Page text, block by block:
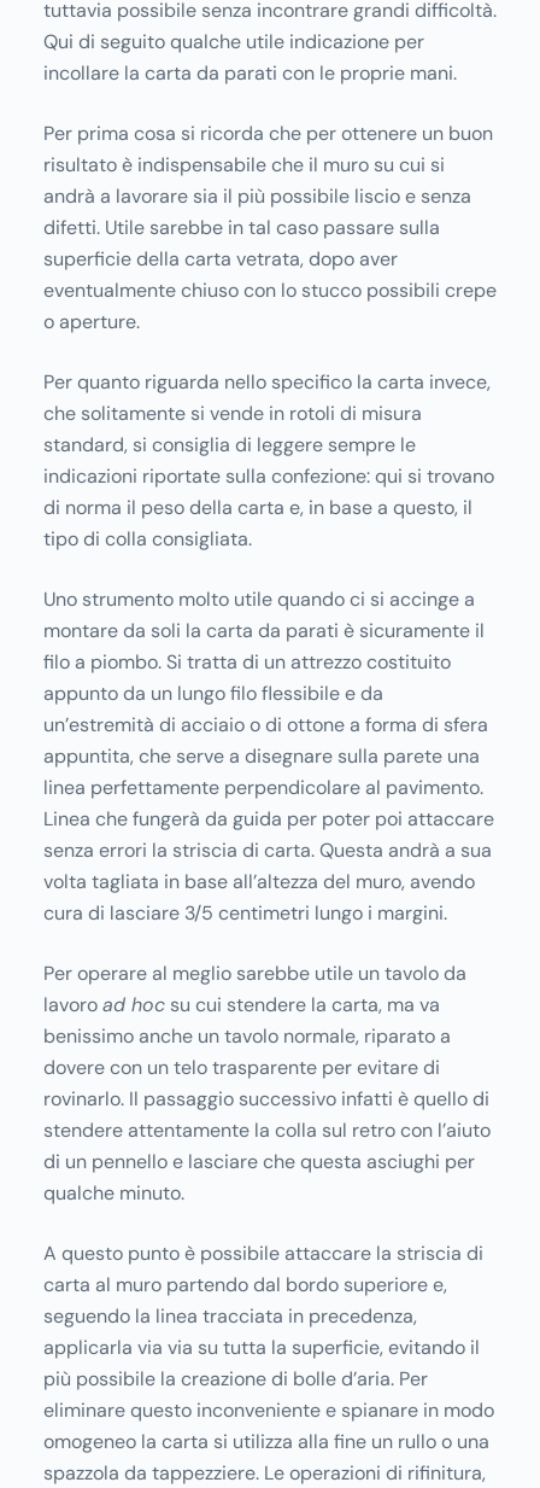
tuttavia possibile senza incontrare grandi difficoltà.
Qui di seguito qualche utile indicazione per
incollare la carta da parati con le proprie mani.
Per prima cosa si ricorda che per ottenere un buon
risultato è indispensabile che il muro su cui si
andrà a lavorare sia il più possibile liscio e senza
difetti. Utile sarebbe in tal caso passare sulla
superficie della carta vetrata, dopo aver
eventualmente chiuso con lo stucco possibili crepe
o aperture.
Per quanto riguarda nello specifico la carta invece,
che solitamente si vende in rotoli di misura
standard, si consiglia di leggere sempre le
indicazioni riportate sulla confezione: qui si trovano
di norma il peso della carta e, in base a questo, il
tipo di colla consigliata.
Uno strumento molto utile quando ci si accinge a
montare da soli la carta da parati è sicuramente il
filo a piombo. Si tratta di un attrezzo costituito
appunto da un lungo filo flessibile e da
un’estremità di acciaio o di ottone a forma di sfera
appuntita, che serve a disegnare sulla parete una
linea perfettamente perpendicolare al pavimento.
Linea che fungerà da guida per poter poi attaccare
senza errori la striscia di carta. Questa andrà a sua
volta tagliata in base all’altezza del muro, avendo
cura di lasciare 3/5 centimetri lungo i margini.
Per operare al meglio sarebbe utile un tavolo da
lavoroad hoc su cui stendere la carta, ma va
benissimo anche un tavolo normale, riparato a
dovere con un telo trasparente per evitare di
rovinarlo. Il passaggio successivo infatti è quello di
stendere attentamente la colla sul retro con l’aiuto
di un pennello e lasciare che questa asciughi per
qualche minuto.
A questo punto è possibile attaccare la striscia di
carta al muro partendo dal bordo superiore e,
seguendo la linea tracciata in precedenza,
applicarla via via su tutta la superficie, evitando il
più possibile la creazione di bolle d’aria. Per
eliminare questo inconveniente e spianare in modo
omogeneo la carta si utilizza alla fine un rullo o una
spazzola da tappezziere. Le operazioni di rifinitura,